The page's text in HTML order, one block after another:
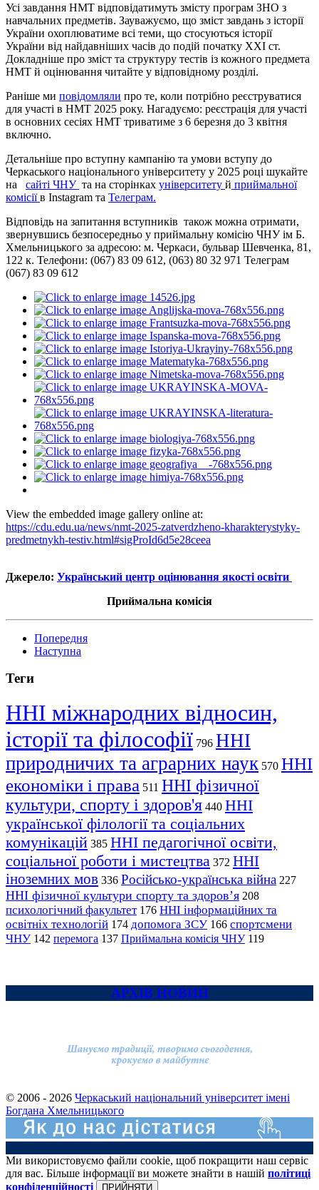
Усі завдання НМТ відповідатимуть змісту програм ЗНО з
навчальних предметів. Зауважуємо, що зміст завдань з історії
України охоплюватиме всі теми, що стосуються історії
України від найдавніших часів до подій початку ХХІ ст.
Докладніше про зміст та структуру тестів із кожного предмета
НМТ й оцінювання читайте у відповідному розділі.
Раніше ми повідомляли про те, коли потрібно реєструватися
для участі в НМТ 2025 року. Нагадуємо: реєстрація для участі
в основних сесіях НМТ триватиме з 6 березня до 3 квітня
включно.
Детальніше про вступну кампанію та умови вступу до
Черкаського національного університету у 2025 році шукайте
на сайті ЧНУ та на сторінках університету й приймальної
комісіїв Іnstagram та Телеграм.
Відповідь на запитання вступників також можна отримати,
звернувшись безпосередньо у приймальну комісію ЧНУ ім Б.
Хмельницького за адресою: м. Черкаси, бульвар Шевченка, 81,
122 к. Телефони: (067) 83 09 612, (063) 80 32 971 Телеграм
(067) 83 09 612
View the embedded image gallery online at:
https://cdu.edu.ua/news/nmt-2025-zatverdzheno-kharakterystyky-
predmetnykh-testiv.html#sigProId6d5e28ceea
Джерело: Український центр оцінювання якості освіти
Приймальна комісія
Попередня
Наступна
Теги
ННІ міжнародних відносин,
історії та філософії 796 ННІ
природничих та аграрних наук 570 ННІ
економіки і права 511 ННІ фізичної
культури, спорту і здоров'я 440 ННІ
української філології та соціальних
комунікацій 385 ННІ педагогічної освіти,
соціальної роботи і мистецтва 372 ННІ
іноземних мов 336 Російсько-українська війна 227
ННІ фізичної культури спорту та здоров’я 208
психологічний факультет 176 ННІ інформаційних та
освітніх технологій 174 допомога ЗСУ 166 спортсмени
ЧНУ 142 перемога 137 Приймальна комісія ЧНУ 119
АРХІВ НОВИН
© 2006 - 2026 Черкаський національний університет імені
Богдана Хмельницького
Ми використовуємо файли cookie, щоб покращити наш сервіс
для вас. Більше інформації ви можете знайти в нашій політиці
конфіденційності
ПРИЙНЯТИ